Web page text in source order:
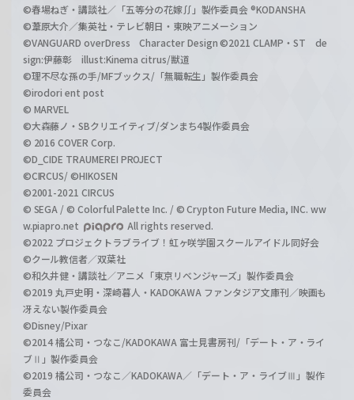
©春場ねぎ・講談社／「五等分の花嫁∬」製作委員会 ®KODANSHA
©葦原大介／集英社・テレビ朝日・東映アニメーション
©VANGUARD overDress Character Design ©2021 CLAMP・ST de
sign:伊藤彰 illust:Kinema citrus/獣道
©理不尽な孫の手/MFブックス/「無職転生」製作委員会
©irodori ent post
© MARVEL
©大森藤ノ・SBクリエイティブ/ダンまち4製作委員会
© 2016 COVER Corp.
©D_CIDE TRAUMEREI PROJECT
©CIRCUS/ ©HIKOSEN
©2001-2021 CIRCUS
© SEGA / © Colorful Palette Inc. / © Crypton Future Media, INC. ww
w.piapro.net
All rights reserved.
©2022 プロジェクトラブライブ！虹ヶ咲学園スクールアイドル同好会
©クール教信者／双葉社
©和久井健・講談社／アニメ「東京リベンジャーズ」製作委員会
©2019 丸戸史明・深崎暮人・KADOKAWA ファンタジア文庫刊／映画も
冴えない製作委員会
©Disney/Pixar
©2014 橘公司・つなこ/KADOKAWA 富士見書房刊/「デート・ア・ライ
ブⅡ」製作委員会
©2019 橘公司・つなこ／KADOKAWA／「デート・ア・ライブⅢ」製作
委員会